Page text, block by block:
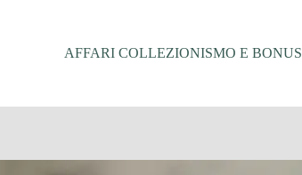
AFFARI COLLEZIONISMO E BONUS